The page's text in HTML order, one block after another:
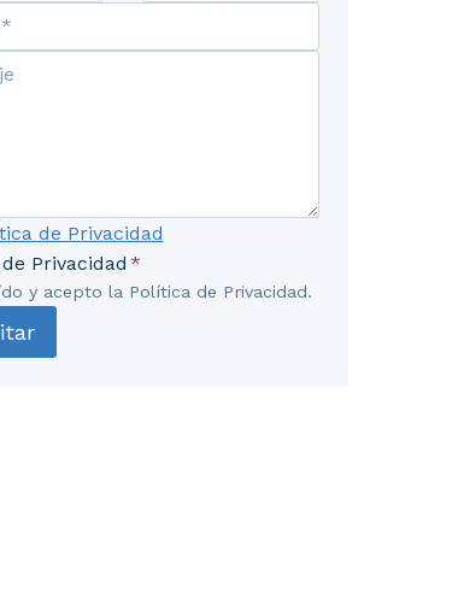
y legalización en su caso. 3.
de Privacidad
Privacidad *
y acepto la Política de Privacidad.